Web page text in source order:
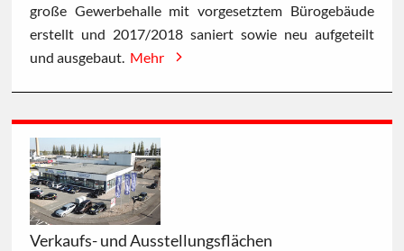
große Gewerbehalle mit vorgesetztem Bürogebäude
erstellt und 2017/2018 saniert sowie neu aufgeteilt
und ausgebaut. Mehr
Verkaufs- und Ausstellungsflächen